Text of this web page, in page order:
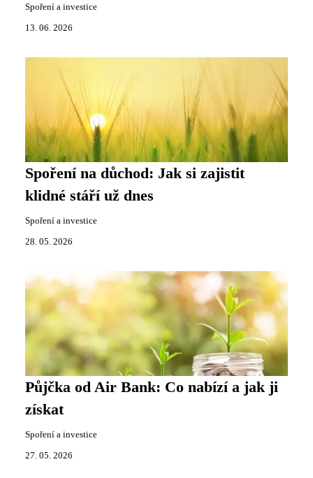
Spoření a investice
13. 06. 2026
Spoření na důchod: Jak si zajistit
klidné stáří už dnes
Spoření a investice
28. 05. 2026
Půjčka od Air Bank: Co nabízí a jak ji
získat
Spoření a investice
27. 05. 2026